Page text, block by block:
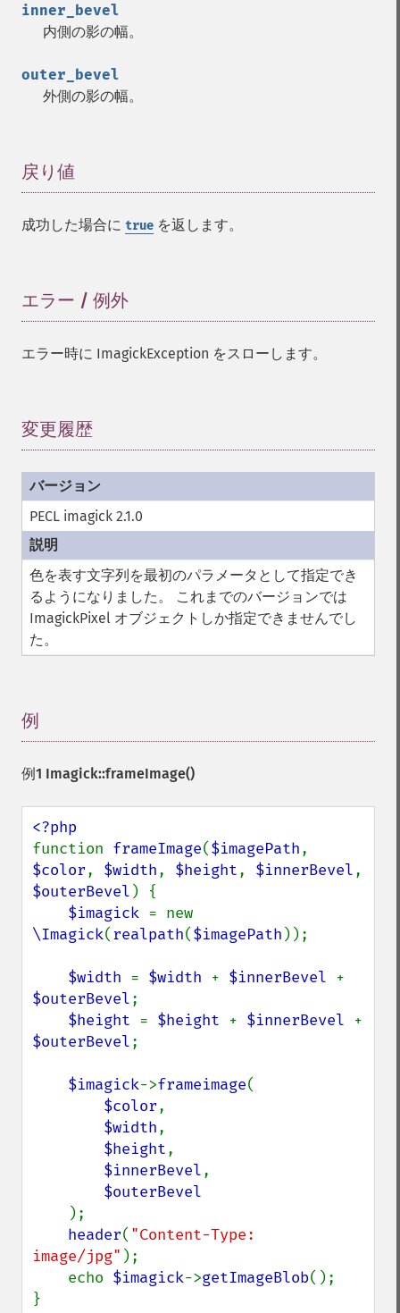
inner_bevel
内側の影の幅。
outer_bevel
外側の影の幅。
戻り値
成功した場合に true を返します。
エラー / 例外
エラー時に ImagickException をスローします。
変更履歴
PECL imagick 2.1.0
色を表す文字列を最初のパラメータとして指定でき
るようになりました。 これまでのバージョンでは
ImagickPixel オブジェクトしか指定できませんでし
た。
例
例1 Imagick::frameImage()
function frameImage($imagePath
$color, $width, $height, $innerBevel
$outerBevel ) {
$imagick
\Imagick(realpath($imagePath ));
$width = $width + $innerBevel
$outerBevel;
$height = $height + $innerBevel
$outerBevel;
$imagick->frameimage(
$color,
$width,
$height,
$innerBevel,
$outerBevel
);
header( "Content-Type:
image/jpg" );
    echo
$imagick->getImageBlob();
}